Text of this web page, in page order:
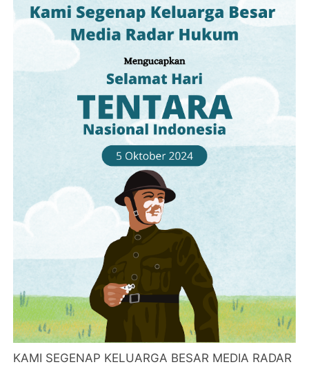
KAMI SEGENAP KELUARGA BESAR MEDIA RADAR